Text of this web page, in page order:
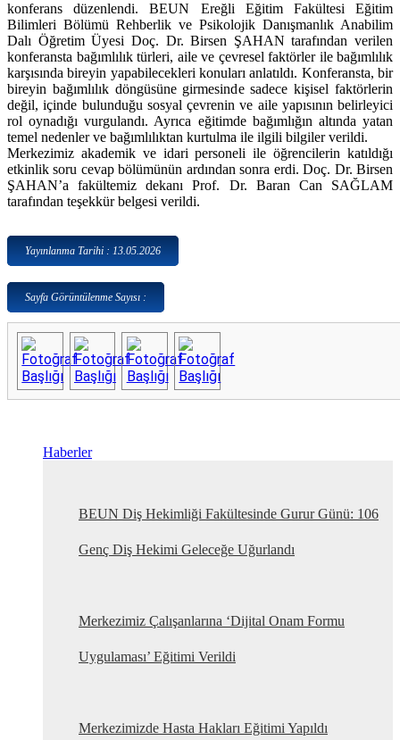
konferans düzenlendi. BEUN Ereğli Eğitim Fakültesi Eğitim
Bilimleri Bölümü Rehberlik ve Psikolojik Danışmanlık Anabilim
Dalı Öğretim Üyesi Doç. Dr. Birsen ŞAHAN tarafından verilen
konferansta bağımlılık türleri, aile ve çevresel faktörler ile bağımlılık
karşısında bireyin yapabilecekleri konuları anlatıldı. Konferansta, bir
bireyin bağımlılık döngüsüne girmesinde sadece kişisel faktörlerin
değil, içinde bulunduğu sosyal çevrenin ve aile yapısının belirleyici
rol oynadığı vurgulandı. Ayrıca eğitimde bağımlığın altında yatan
temel nedenler ve bağımlılıktan kurtulma ile ilgili bilgiler verildi.
Merkezimiz akademik ve idari personeli ile öğrencilerin katıldığı
etkinlik soru cevap bölümünün ardından sonra erdi. Doç. Dr. Birsen
ŞAHAN’a fakültemiz dekanı Prof. Dr. Baran Can SAĞLAM
tarafından teşekkür belgesi verildi.
Yayınlanma Tarihi : 13.05.2026
Sayfa Görüntülenme Sayısı :
Haberler
BEUN Diş Hekimliği Fakültesinde Gurur Günü: 106
Genç Diş Hekimi Geleceğe Uğurlandı
Merkezimiz Çalışanlarına ‘Dijital Onam Formu
Uygulaması’ Eğitimi Verildi
Merkezimizde Hasta Hakları Eğitimi Yapıldı